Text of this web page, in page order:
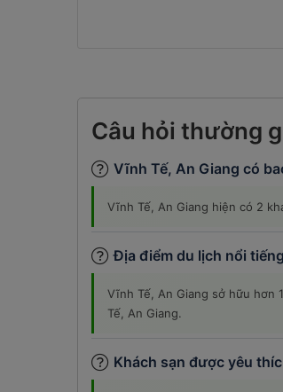
Câu hỏi thường
Vĩnh Tế, An Giang có
Vĩnh Tế, An Giang hiện có 2
Địa điểm du lịch nổi
Vĩnh Tế, An Giang sở hữu hơn
Tế, An Giang.
Khách sạn được yêu